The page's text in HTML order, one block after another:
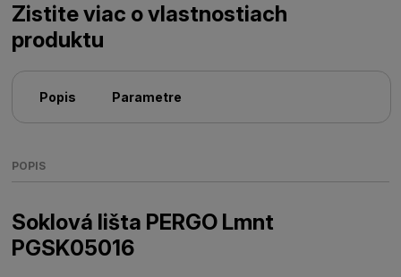
Zistite viac o vlastnostiach
produktu
Popis Parametre
POPIS
Soklová lišta PERGO Lmnt
PGSK05016